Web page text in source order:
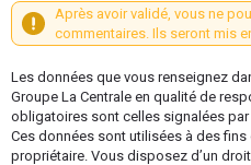
Après avoir validé, vous ne
commentaires. Ils seront mis
Les données que vous renseignez
Groupe La Centrale en qualité de
obligatoires sont celles signalées
Ces données sont utilisées à des
propriétaire. Vous disposez d’un